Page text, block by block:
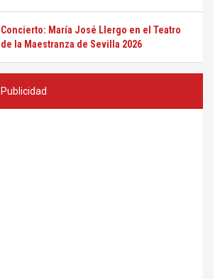
Concierto: María José Llergo en el Teatro
de la Maestranza de Sevilla 2026
Publicidad